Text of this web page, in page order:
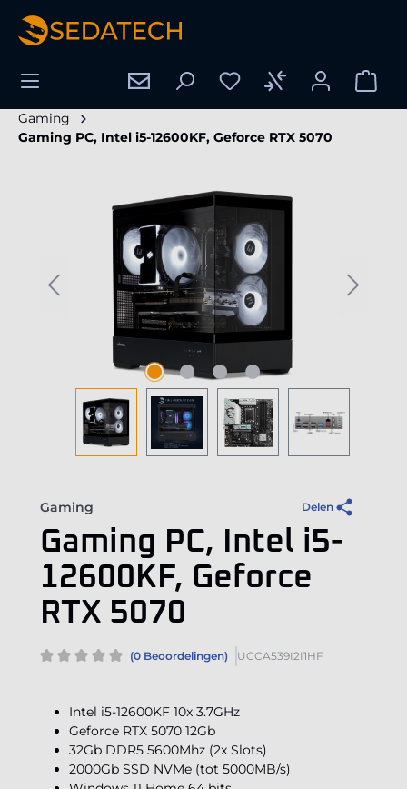
Gaming
Gaming PC, Intel i5-12600KF, Geforce RTX 5070
Afbeeldingengalerij overslaan
Gaming Delen
Gaming PC, Intel i5-
12600KF, Geforce
RTX 5070
(0 Beoordelingen) UCCA539I2I1HF
Intel i5-12600KF 10x 3.7GHz
Geforce RTX 5070 12Gb
32Gb DDR5 5600Mhz (2x Slots)
2000Gb SSD NVMe (tot 5000MB/s)